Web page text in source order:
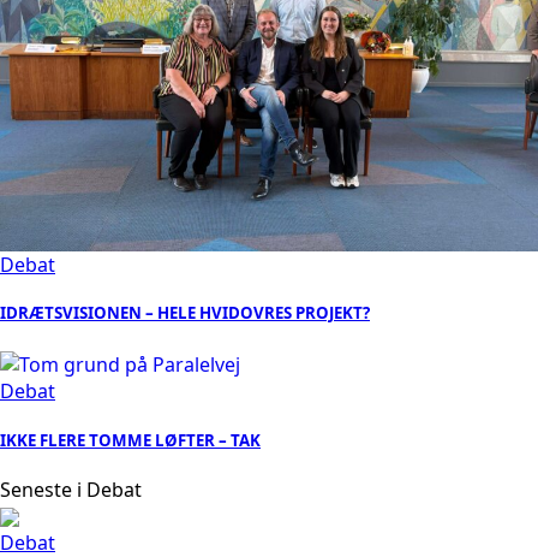
Debat
IDRÆTSVISIONEN – HELE HVIDOVRES PROJEKT?
Debat
IKKE FLERE TOMME LØFTER – TAK
Seneste i Debat
Debat